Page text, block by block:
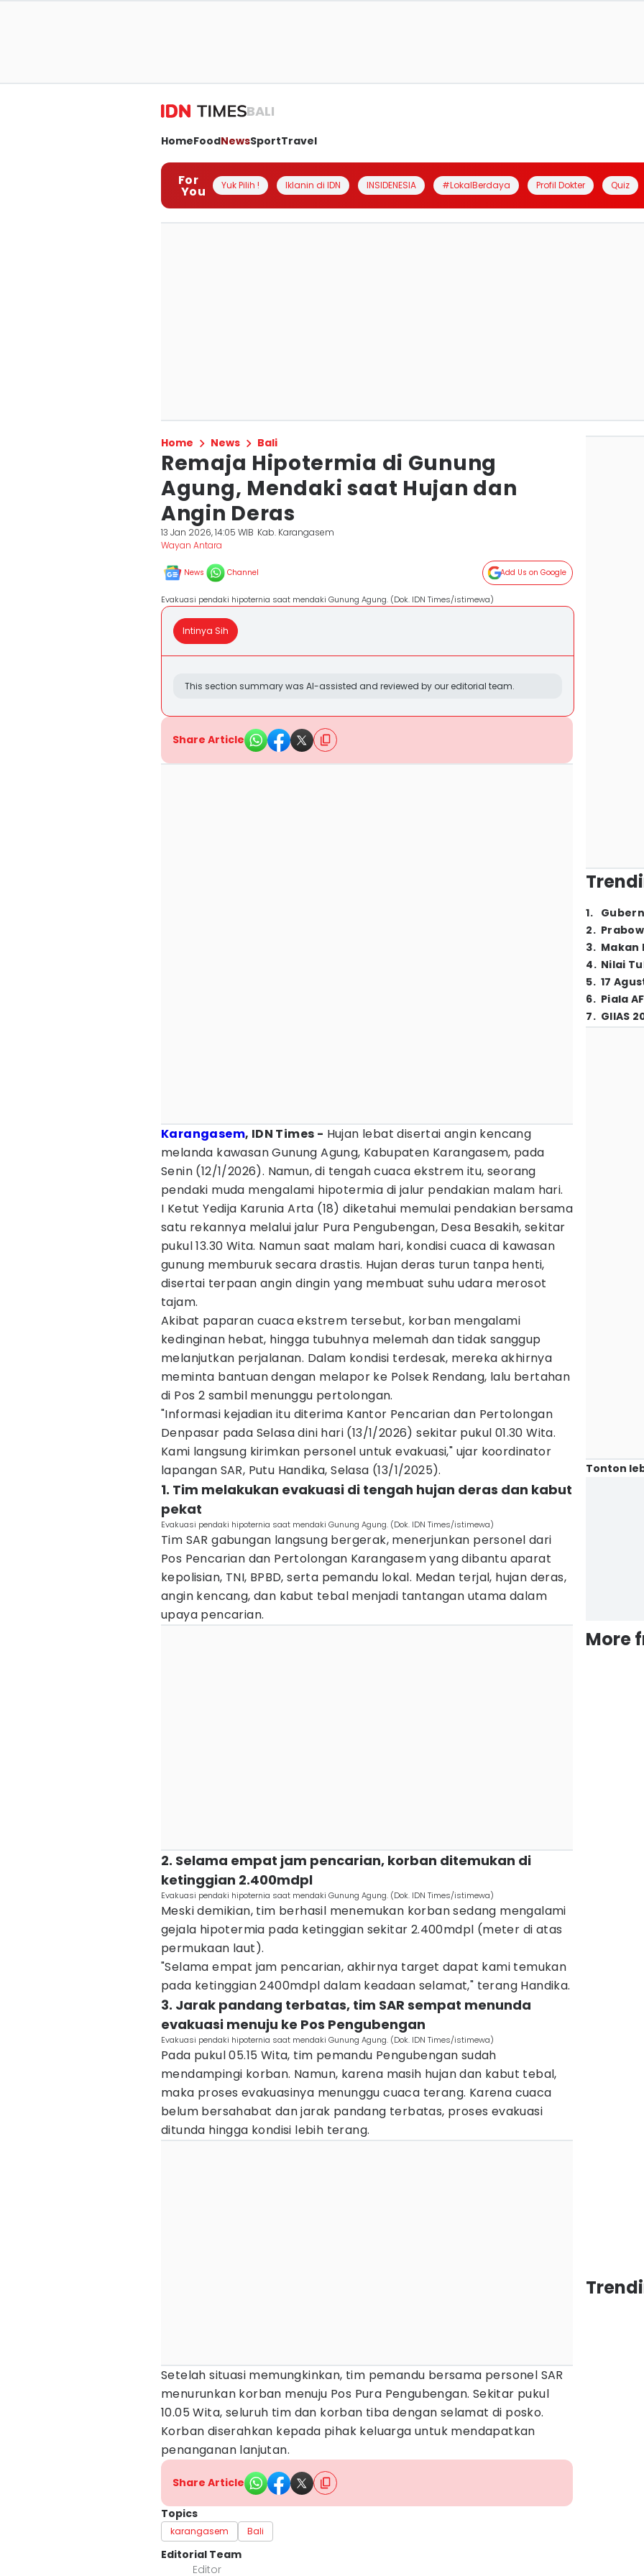
BALI
HomeFoodNewsSportTravel
For
You Yuk Pilih ! Iklanin di IDN INSIDENESIA #LokalBerdaya Profil Dokter Quiz
Home News Bali
Remaja Hipotermia di Gunung
Agung, Mendaki saat Hujan dan
Angin Deras
13 Jan 2026, 14:05 WIB Kab. Karangasem
Wayan Antara
News Channel Add Us on Google
Evakuasi pendaki hipoternia saat mendaki Gunung Agung. (Dok. IDN Times/istimewa)
Intinya Sih
This section summary was AI-assisted and reviewed by our editorial team.
Share Article
Karangasem, IDN Times - Hujan lebat disertai angin kencang
melanda kawasan Gunung Agung, Kabupaten Karangasem, pada
Senin (12/1/2026). Namun, di tengah cuaca ekstrem itu, seorang
pendaki muda mengalami hipotermia di jalur pendakian malam hari.
I Ketut Yedija Karunia Arta (18) diketahui memulai pendakian bersama
satu rekannya melalui jalur Pura Pengubengan, Desa Besakih, sekitar
pukul 13.30 Wita. Namun saat malam hari, kondisi cuaca di kawasan
gunung memburuk secara drastis. Hujan deras turun tanpa henti,
disertai terpaan angin dingin yang membuat suhu udara merosot
tajam.
Akibat paparan cuaca ekstrem tersebut, korban mengalami
kedinginan hebat, hingga tubuhnya melemah dan tidak sanggup
melanjutkan perjalanan. Dalam kondisi terdesak, mereka akhirnya
meminta bantuan dengan melapor ke Polsek Rendang, lalu bertahan
di Pos 2 sambil menunggu pertolongan.
"Informasi kejadian itu diterima Kantor Pencarian dan Pertolongan
Denpasar pada Selasa dini hari (13/1/2026) sekitar pukul 01.30 Wita.
Kami langsung kirimkan personel untuk evakuasi," ujar koordinator
lapangan SAR, Putu Handika, Selasa (13/1/2025).
1. Tim melakukan evakuasi di tengah hujan deras dan kabut
pekat
Evakuasi pendaki hipoternia saat mendaki Gunung Agung. (Dok. IDN Times/istimewa)
Tim SAR gabungan langsung bergerak, menerjunkan personel dari
Pos Pencarian dan Pertolongan Karangasem yang dibantu aparat
kepolisian, TNI, BPBD, serta pemandu lokal. Medan terjal, hujan deras,
angin kencang, dan kabut tebal menjadi tantangan utama dalam
upaya pencarian.
2. Selama empat jam pencarian, korban ditemukan di
ketinggian 2.400mdpl
Evakuasi pendaki hipoternia saat mendaki Gunung Agung. (Dok. IDN Times/istimewa)
Meski demikian, tim berhasil menemukan korban sedang mengalami
gejala hipotermia pada ketinggian sekitar 2.400mdpl (meter di atas
permukaan laut).
"Selama empat jam pencarian, akhirnya target dapat kami temukan
pada ketinggian 2400mdpl dalam keadaan selamat," terang Handika.
3. Jarak pandang terbatas, tim SAR sempat menunda
evakuasi menuju ke Pos Pengubengan
Evakuasi pendaki hipoternia saat mendaki Gunung Agung. (Dok. IDN Times/istimewa)
Pada pukul 05.15 Wita, tim pemandu Pengubengan sudah
mendampingi korban. Namun, karena masih hujan dan kabut tebal,
maka proses evakuasinya menunggu cuaca terang. Karena cuaca
belum bersahabat dan jarak pandang terbatas, proses evakuasi
ditunda hingga kondisi lebih terang.
Setelah situasi memungkinkan, tim pemandu bersama personel SAR
menurunkan korban menuju Pos Pura Pengubengan. Sekitar pukul
10.05 Wita, seluruh tim dan korban tiba dengan selamat di posko.
Korban diserahkan kepada pihak keluarga untuk mendapatkan
penanganan lanjutan.
Share Article
Topics
karangasem Bali
Editorial Team
Editor
1.
2.
3. Makan
4. Nilai
5. 17
6. Piala
7. GIIAS
Tonton
More